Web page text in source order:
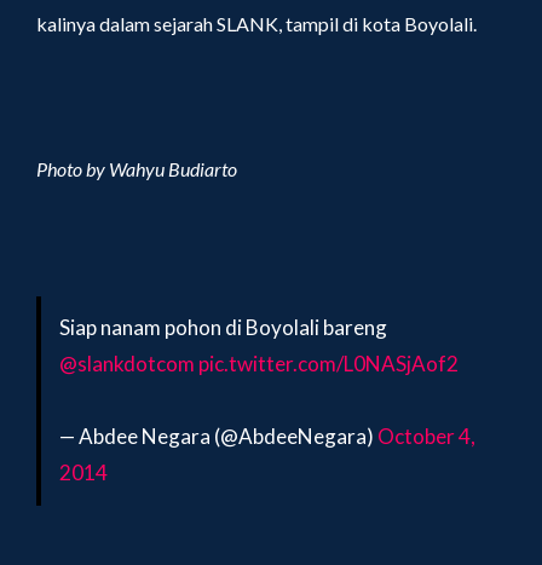
kalinya dalam sejarah SLANK, tampil di kota Boyolali.
Photo by Wahyu Budiarto
Siap nanam pohon di Boyolali bareng
@slankdotcom pic.twitter.com/L0NASjAof2
— Abdee Negara (@AbdeeNegara) October 4,
2014